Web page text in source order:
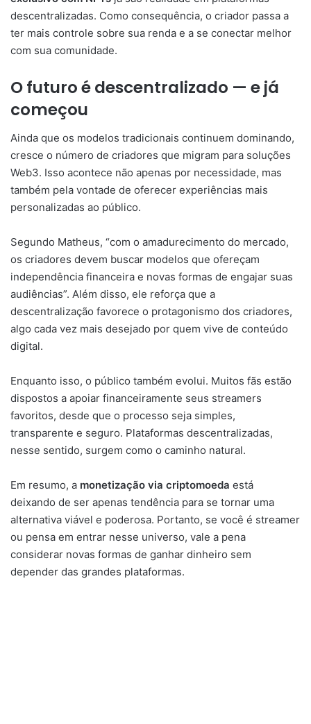
descentralizadas. Como consequência, o criador passa a
ter mais controle sobre sua renda e a se conectar melhor
com sua comunidade.
Ofuturoédescentralizado — ejá
começou
Ainda que os modelos tradicionais continuem dominando,
cresce o número de criadores que migram para soluções
Web3. Isso acontece não apenas por necessidade, mas
também pela vontade de oferecer experiências mais
personalizadas ao público.
Segundo Matheus, “com o amadurecimento do mercado,
os criadores devem buscar modelos que ofereçam
independência financeira e novas formas de engajar suas
audiências”. Além disso, ele reforça que a
descentralização favorece o protagonismo dos criadores,
algo cada vez mais desejado por quem vive de conteúdo
digital.
Enquanto isso, o público também evolui. Muitos fãs estão
dispostos a apoiar financeiramente seus streamers
favoritos, desde que o processo seja simples,
transparente e seguro. Plataformas descentralizadas,
nesse sentido, surgem como o caminho natural.
Em resumo, a monetização via criptomoeda está
deixando de ser apenas tendência para se tornar uma
alternativa viável e poderosa. Portanto, se você é streamer
ou pensa em entrar nesse universo, vale a pena
considerar novas formas de ganhar dinheiro sem
depender das grandes plataformas.